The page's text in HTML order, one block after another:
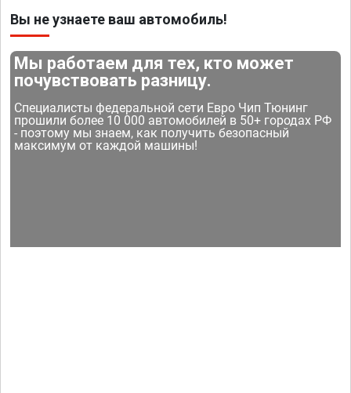
Вы не узнаете ваш автомобиль!
Мы работаем для тех, кто может
почувствовать разницу.
Специалисты федеральной сети Евро Чип Тюнинг
прошили более 10 000 автомобилей в 50+ городах РФ
- поэтому мы знаем, как получить безопасный
максимум от каждой машины!